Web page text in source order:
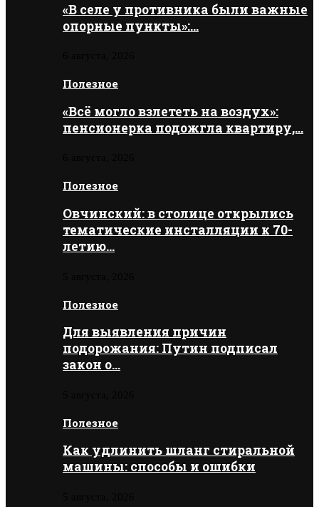
«В селе у противника были важные
опорные пункты»:…
Полезное
«Всё могло взлететь на воздух»:
пенсионерка подожгла квартиру,…
Полезное
Овчинский: в столице открылись
тематические инсталляции к 70-
летию…
Полезное
Для выявления причин
подорожания: Путин подписал
закон о…
Полезное
Как удлинить шланг стиральной
машины: способы и ошибки